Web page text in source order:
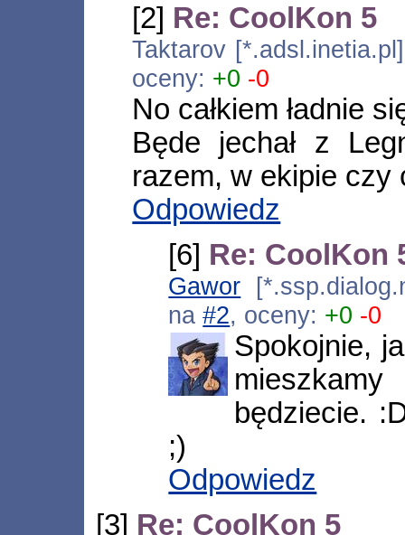
[2] Re: CoolKon 5
Taktarov
oceny: +0 -0
No całkiem ładnie
Będe jechał z
razem, w ekipie czy
Odpowiedz
[6] Re: CoolKon
Gawor
na#2, oceny: +0 -0
Spokojnie,
będziecie.
;)
Odpowiedz
[3] Re: CoolKon 5